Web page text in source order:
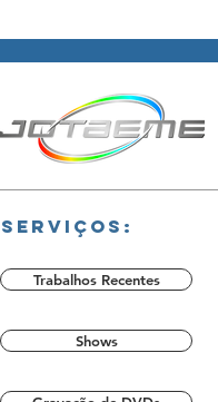
Serviços:
Trabalhos Recentes
Shows